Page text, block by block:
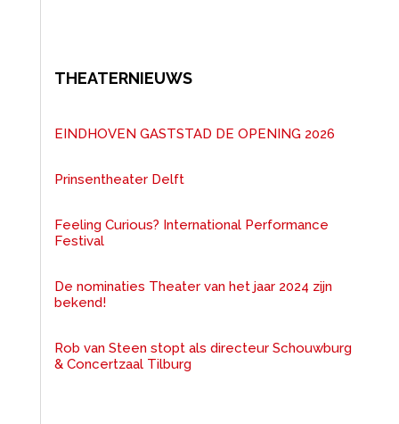
THEATERNIEUWS
EINDHOVEN GASTSTAD DE OPENING 2026
Prinsentheater Delft
Feeling Curious? International Performance
Festival
De nominaties Theater van het jaar 2024 zijn
bekend!
Rob van Steen stopt als directeur Schouwburg
& Concertzaal Tilburg